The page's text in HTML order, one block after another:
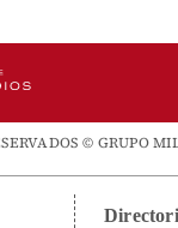
© GRUPO